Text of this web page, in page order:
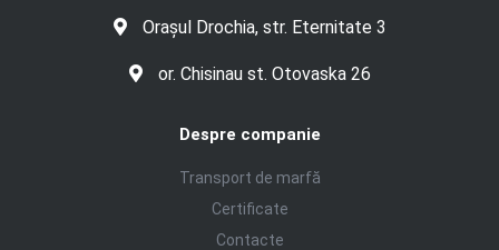
Orașul Drochia, str. Eternitate 3
or. Chisinau st. Otovaska 26
Despre companie
Transport de marfă
Certificate
Contacte